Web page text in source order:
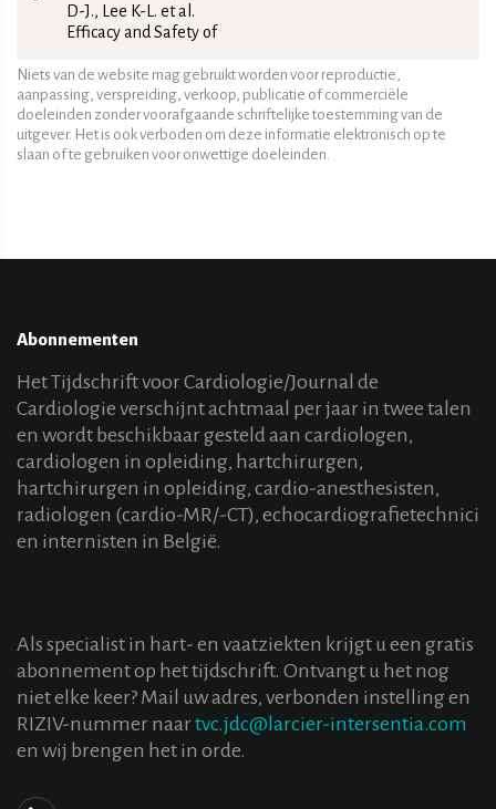
D-J., Lee K-L. et al.
Efficacy and Safety of
Niets van de website mag gebruikt worden voor reproductie,
aanpassing, verspreiding, verkoop, publicatie of commerciële
doeleinden zonder voorafgaande schriftelijke toestemming van de
uitgever. Het is ook verboden om deze informatie elektronisch op te
slaan of te gebruiken voor onwettige doeleinden.
Abonnementen
Het Tijdschrift voor Cardiologie/Journal de
Cardiologie verschijnt achtmaal per jaar in twee talen
en wordt beschikbaar gesteld aan cardiologen,
cardiologen in opleiding, hartchirurgen,
hartchirurgen in opleiding, cardio-anesthesisten,
radiologen (cardio-MR/-CT), echocardiografietechnici
en internisten in België.
Als specialist in hart- en vaatziekten krijgt u een gratis
abonnement op het tijdschrift. Ontvangt u het nog
niet elke keer? Mail uw adres, verbonden instelling en
RIZIV-nummer naar tvc.jdc@larcier-intersentia.com
en wij brengen het in orde.